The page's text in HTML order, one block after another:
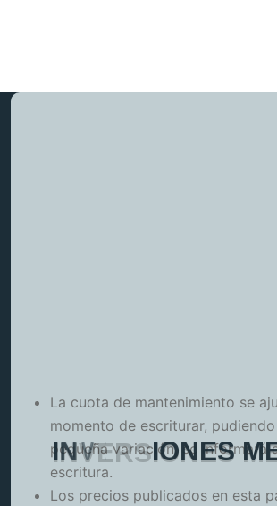
INVERSIONES M
La cuota de mantenimiento se
momento de escriturar,
pequeña variación, se informará
escritura.
Los precios publicados en esta